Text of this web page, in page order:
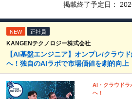
掲載終了予定日：
NEW 正社員
KANGENテクノロジー株式会社
【AI基盤エンジニア】オンプレ/クラウ
へ！独自のAIラボで市場価値を劇的向上
AI・クラウドラ
へ！